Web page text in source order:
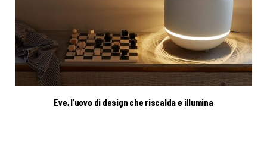
Eve, l’uovo di design che riscalda e illumina